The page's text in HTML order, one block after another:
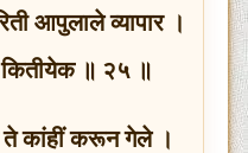
आपुलाले व्यापार ।
कितीयेक ॥ २५ ॥
कांहीं करून गेले ।